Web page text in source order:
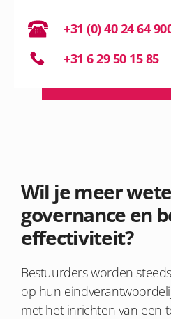
+31 (0) 40 24 64
+31 6 29 50 15 85
Wil je meer
governance en
effectiviteit?
Bestuurders worden
op hun
met het inrichten van een